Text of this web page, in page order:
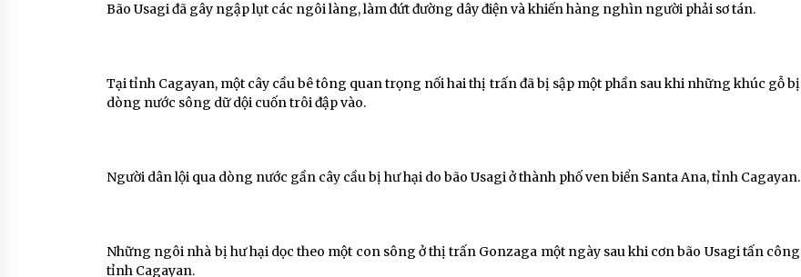
Bão Usagi đã gây ngập lụt các ngôi làng, làm đứt đường dây điện và khiến hàng nghìn người phải sơ tán.
Tại tỉnh Cagayan, một cây cầu bê tông quan trọng nối hai thị trấn đã bị sập một phần sau khi những khúc gỗ bị
dòng nước sông dữ dội cuốn trôi đập vào.
Người dân lội qua dòng nước gần cây cầu bị hư hại do bão Usagi ở thành phố ven biển Santa Ana, tỉnh Cagayan.
Những ngôi nhà bị hư hại dọc theo một con sông ở thị trấn Gonzaga một ngày sau khi cơn bão Usagi tấn công
tỉnh Cagayan.